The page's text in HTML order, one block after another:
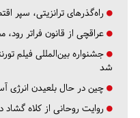
راه‌گذرهای ترانزیتی، سپر
عراقچی از قانون فراتر
جشنواره بین‌المللی فیلم
شد
چین در حال بلعیدن انرژی
روایت روحانی از کلاه گشاد